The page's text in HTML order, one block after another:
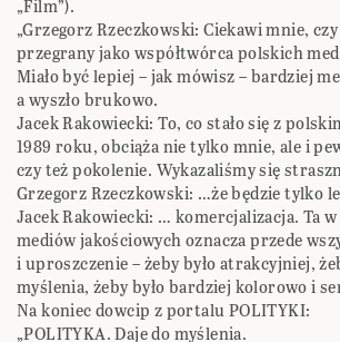
„Film”).
„Grzegorz Rzeczkowski: Ciekawi mnie,
przegrany jako współtwórca polskich
Miało być lepiej – jak mówisz – bardziej
a wyszło brukowo.
Jacek Rakowiecki: To, co stało się z
1989 roku, obciąża nie tylko mnie, ale i
czy też pokolenie. Wykazaliśmy się
Grzegorz Rzeczkowski: …że będzie tylko
Jacek Rakowiecki: … komercjalizacja. Ta
mediów jakościowych oznacza przede
i uproszczenie – żeby było atrakcyjniej,
myślenia, żeby było bardziej kolorowo i
Na koniec dowcip z portalu POLITYKI:
„POLITYKA. Daje do myślenia.